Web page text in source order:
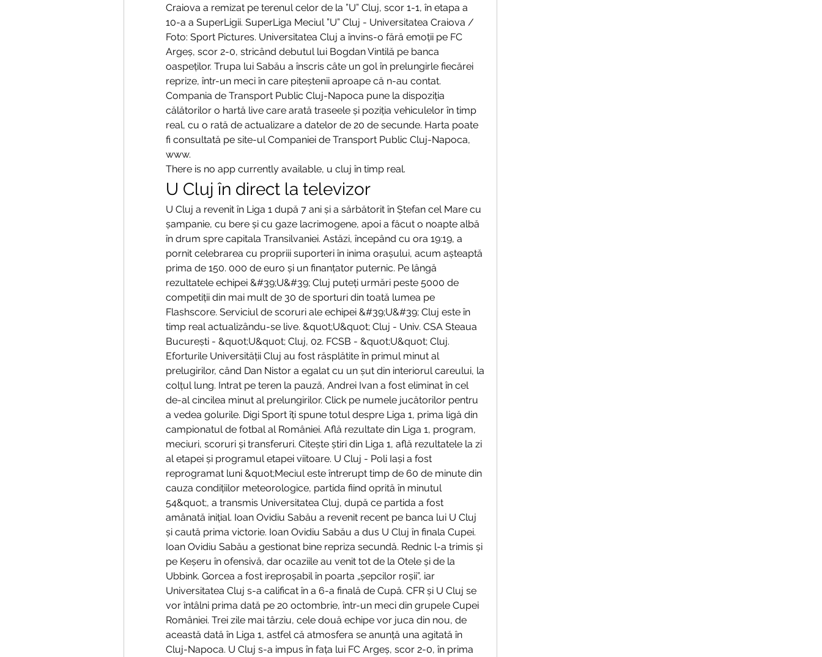
Craiova a remizat pe terenul celor de la ”U” Cluj, scor 1-1, în etapa a
10-a a SuperLigii. SuperLiga Meciul ”U” Cluj - Universitatea Craiova /
Foto: Sport Pictures. Universitatea Cluj a învins-o fără emoții pe FC
Argeș, scor 2-0, stricând debutul lui Bogdan Vintilă pe banca
oaspeților. Trupa lui Sabău a înscris câte un gol în prelungirle fiecărei
reprize, într-un meci în care piteștenii aproape că n-au contat.
Compania de Transport Public Cluj-Napoca pune la dispoziția
călătorilor o hartă live care arată traseele și poziția vehiculelor în timp
real, cu o rată de actualizare a datelor de 20 de secunde. Harta poate
fi consultată pe site-ul Companiei de Transport Public Cluj-Napoca,
www.
There is no app currently available, u cluj în timp real.
U Cluj în direct la televizor
U Cluj a revenit în Liga 1 după 7 ani și a sărbătorit în Ștefan cel Mare cu
șampanie, cu bere și cu gaze lacrimogene, apoi a făcut o noapte albă
în drum spre capitala Transilvaniei. Astăzi, începând cu ora 19:19, a
pornit celebrarea cu propriii suporteri în inima orașului, acum așteaptă
prima de 150. 000 de euro și un finanțator puternic. Pe lângă
rezultatele echipei &#39;U&#39; Cluj puteți urmări peste 5000 de
competiții din mai mult de 30 de sporturi din toată lumea pe
Flashscore. Serviciul de scoruri ale echipei &#39;U&#39; Cluj este în
timp real actualizându-se live. &quot;U&quot; Cluj - Univ. CSA Steaua
București - &quot;U&quot; Cluj, 02. FCSB - &quot;U&quot; Cluj.
Eforturile Universității Cluj au fost răsplătite în primul minut al
prelugirilor, când Dan Nistor a egalat cu un șut din interiorul careului, la
colțul lung. Intrat pe teren la pauză, Andrei Ivan a fost eliminat în cel
de-al cincilea minut al prelungirilor. Click pe numele jucătorilor pentru
a vedea golurile. Digi Sport îți spune totul despre Liga 1, prima ligă din
campionatul de fotbal al României. Află rezultate din Liga 1, program,
meciuri, scoruri și transferuri. Citește știri din Liga 1, află rezultatele la zi
al etapei și programul etapei viitoare. U Cluj - Poli Iași a fost
reprogramat luni &quot;Meciul este întrerupt timp de 60 de minute din
cauza condițiilor meteorologice, partida fiind oprită în minutul
54&quot;, a transmis Universitatea Cluj, după ce partida a fost
amânată inițial. Ioan Ovidiu Sabău a revenit recent pe banca lui U Cluj
și caută prima victorie. Ioan Ovidiu Sabău a dus U Cluj în finala Cupei.
Ioan Ovidiu Sabău a gestionat bine repriza secundă. Rednic l-a trimis și
pe Keșeru în ofensivă, dar ocaziile au venit tot de la Otele și de la
Ubbink. Gorcea a fost ireproșabil în poarta „șepcilor roșii”, iar
Universitatea Cluj s-a calificat în a 6-a finală de Cupă. CFR și U Cluj se
vor întâlni prima dată pe 20 octombrie, într-un meci din grupele Cupei
României. Trei zile mai târziu, cele două echipe vor juca din nou, de
această dată în Liga 1, astfel că atmosfera se anunță una agitată în
Cluj-Napoca. U Cluj s-a impus în fața lui FC Argeș, scor 2-0, în prima